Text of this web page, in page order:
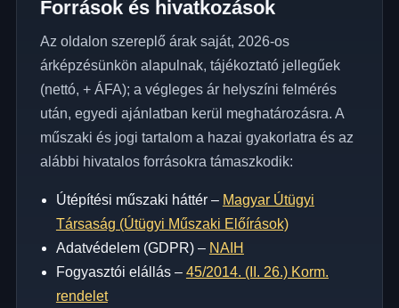
Források és hivatkozások
Az oldalon szereplő árak saját, 2026-os
árképzésünkön alapulnak, tájékoztató jellegűek
(nettó, + ÁFA); a végleges ár helyszíni felmérés
után, egyedi ajánlatban kerül meghatározásra. A
műszaki és jogi tartalom a hazai gyakorlatra és az
alábbi hivatalos forrásokra támaszkodik:
Útépítési műszaki háttér – Magyar Útügyi
Társaság (Útügyi Műszaki Előírások)
Adatvédelem (GDPR) – NAIH
Fogyasztói elállás – 45/2014. (II. 26.) Korm.
rendelet